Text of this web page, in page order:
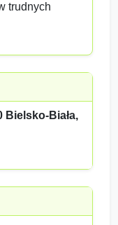
trudnych
Bielsko-Biała,